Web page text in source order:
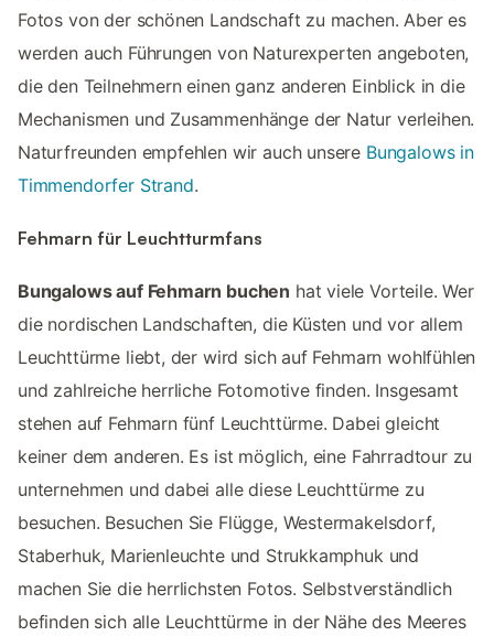
Fotos von der schönen Landschaft zu machen. Aber es
werden auch Führungen von Naturexperten angeboten,
die den Teilnehmern einen ganz anderen Einblick in die
Mechanismen und Zusammenhänge der Natur verleihen.
Naturfreunden empfehlen wir auch unsere Bungalows in
Timmendorfer Strand.
Fehmarn für Leuchtturmfans
Bungalows auf Fehmarn buchen hat viele Vorteile. Wer
die nordischen Landschaften, die Küsten und vor allem
Leuchttürme liebt, der wird sich auf Fehmarn wohlfühlen
und zahlreiche herrliche Fotomotive finden. Insgesamt
stehen auf Fehmarn fünf Leuchttürme. Dabei gleicht
keiner dem anderen. Es ist möglich, eine Fahrradtour zu
unternehmen und dabei alle diese Leuchttürme zu
besuchen. Besuchen Sie Flügge, Westermakelsdorf,
Staberhuk, Marienleuchte und Strukkamphuk und
machen Sie die herrlichsten Fotos. Selbstverständlich
befinden sich alle Leuchttürme in der Nähe des Meeres